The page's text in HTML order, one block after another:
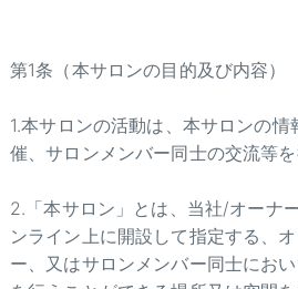
第1条（本サロンの目的及び内容）
1.本サロンの活動は、本サロンの
催、サロンメンバー同士の交流等を
2.「本サロン」とは、当社/オーナ
ンライン上に開設して指定する、
ー、又はサロンメンバー同士にお